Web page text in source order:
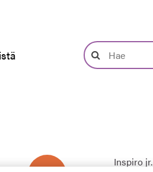
Inspiro jr.